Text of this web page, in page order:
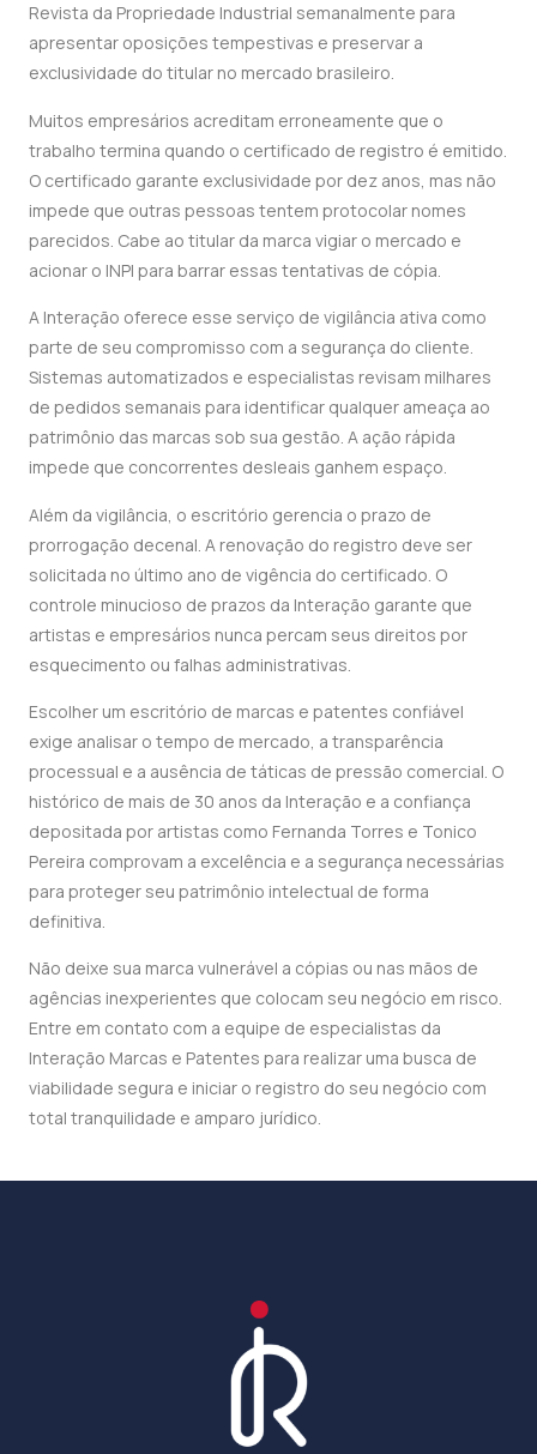
Revista da Propriedade Industrial semanalmente para
apresentar oposições tempestivas e preservar a
exclusividade do titular no mercado brasileiro.
Muitos empresários acreditam erroneamente que o
trabalho termina quando o certificado de registro é emitido.
O certificado garante exclusividade por dez anos, mas não
impede que outras pessoas tentem protocolar nomes
parecidos. Cabe ao titular da marca vigiar o mercado e
acionar o INPI para barrar essas tentativas de cópia.
A Interação oferece esse serviço de vigilância ativa como
parte de seu compromisso com a segurança do cliente.
Sistemas automatizados e especialistas revisam milhares
de pedidos semanais para identificar qualquer ameaça ao
patrimônio das marcas sob sua gestão. A ação rápida
impede que concorrentes desleais ganhem espaço.
Além da vigilância, o escritório gerencia o prazo de
prorrogação decenal. A renovação do registro deve ser
solicitada no último ano de vigência do certificado. O
controle minucioso de prazos da Interação garante que
artistas e empresários nunca percam seus direitos por
esquecimento ou falhas administrativas.
Escolher um escritório de marcas e patentes confiável
exige analisar o tempo de mercado, a transparência
processual e a ausência de táticas de pressão comercial. O
histórico de mais de 30 anos da Interação e a confiança
depositada por artistas como Fernanda Torres e Tonico
Pereira comprovam a excelência e a segurança necessárias
para proteger seu patrimônio intelectual de forma
definitiva.
Não deixe sua marca vulnerável a cópias ou nas mãos de
agências inexperientes que colocam seu negócio em risco.
Entre em contato com a equipe de especialistas da
Interação Marcas e Patentes para realizar uma busca de
viabilidade segura e iniciar o registro do seu negócio com
total tranquilidade e amparo jurídico.